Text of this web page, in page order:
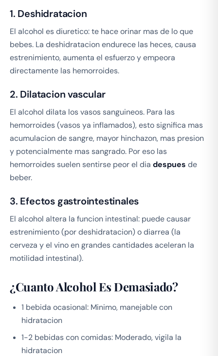
1. Deshidratacion
El alcohol es diuretico: te hace orinar mas de lo que
bebes. La deshidratacion endurece las heces, causa
estrenimiento, aumenta el esfuerzo y empeora
directamente las hemorroides.
2. Dilatacion vascular
El alcohol dilata los vasos sanguineos. Para las
hemorroides (vasos ya inflamados), esto significa mas
acumulacion de sangre, mayor hinchazon, mas presion
y potencialmente mas sangrado. Por eso las
hemorroides suelen sentirse peor el dia despues de
beber.
3. Efectos gastrointestinales
El alcohol altera la funcion intestinal: puede causar
estrenimiento (por deshidratacion) o diarrea (la
cerveza y el vino en grandes cantidades aceleran la
motilidad intestinal).
¿Cuanto Alcohol Es Demasiado?
1 bebida ocasional: Minimo, manejable con
hidratacion
1-2 bebidas con comidas: Moderado, vigila la
hidratacion